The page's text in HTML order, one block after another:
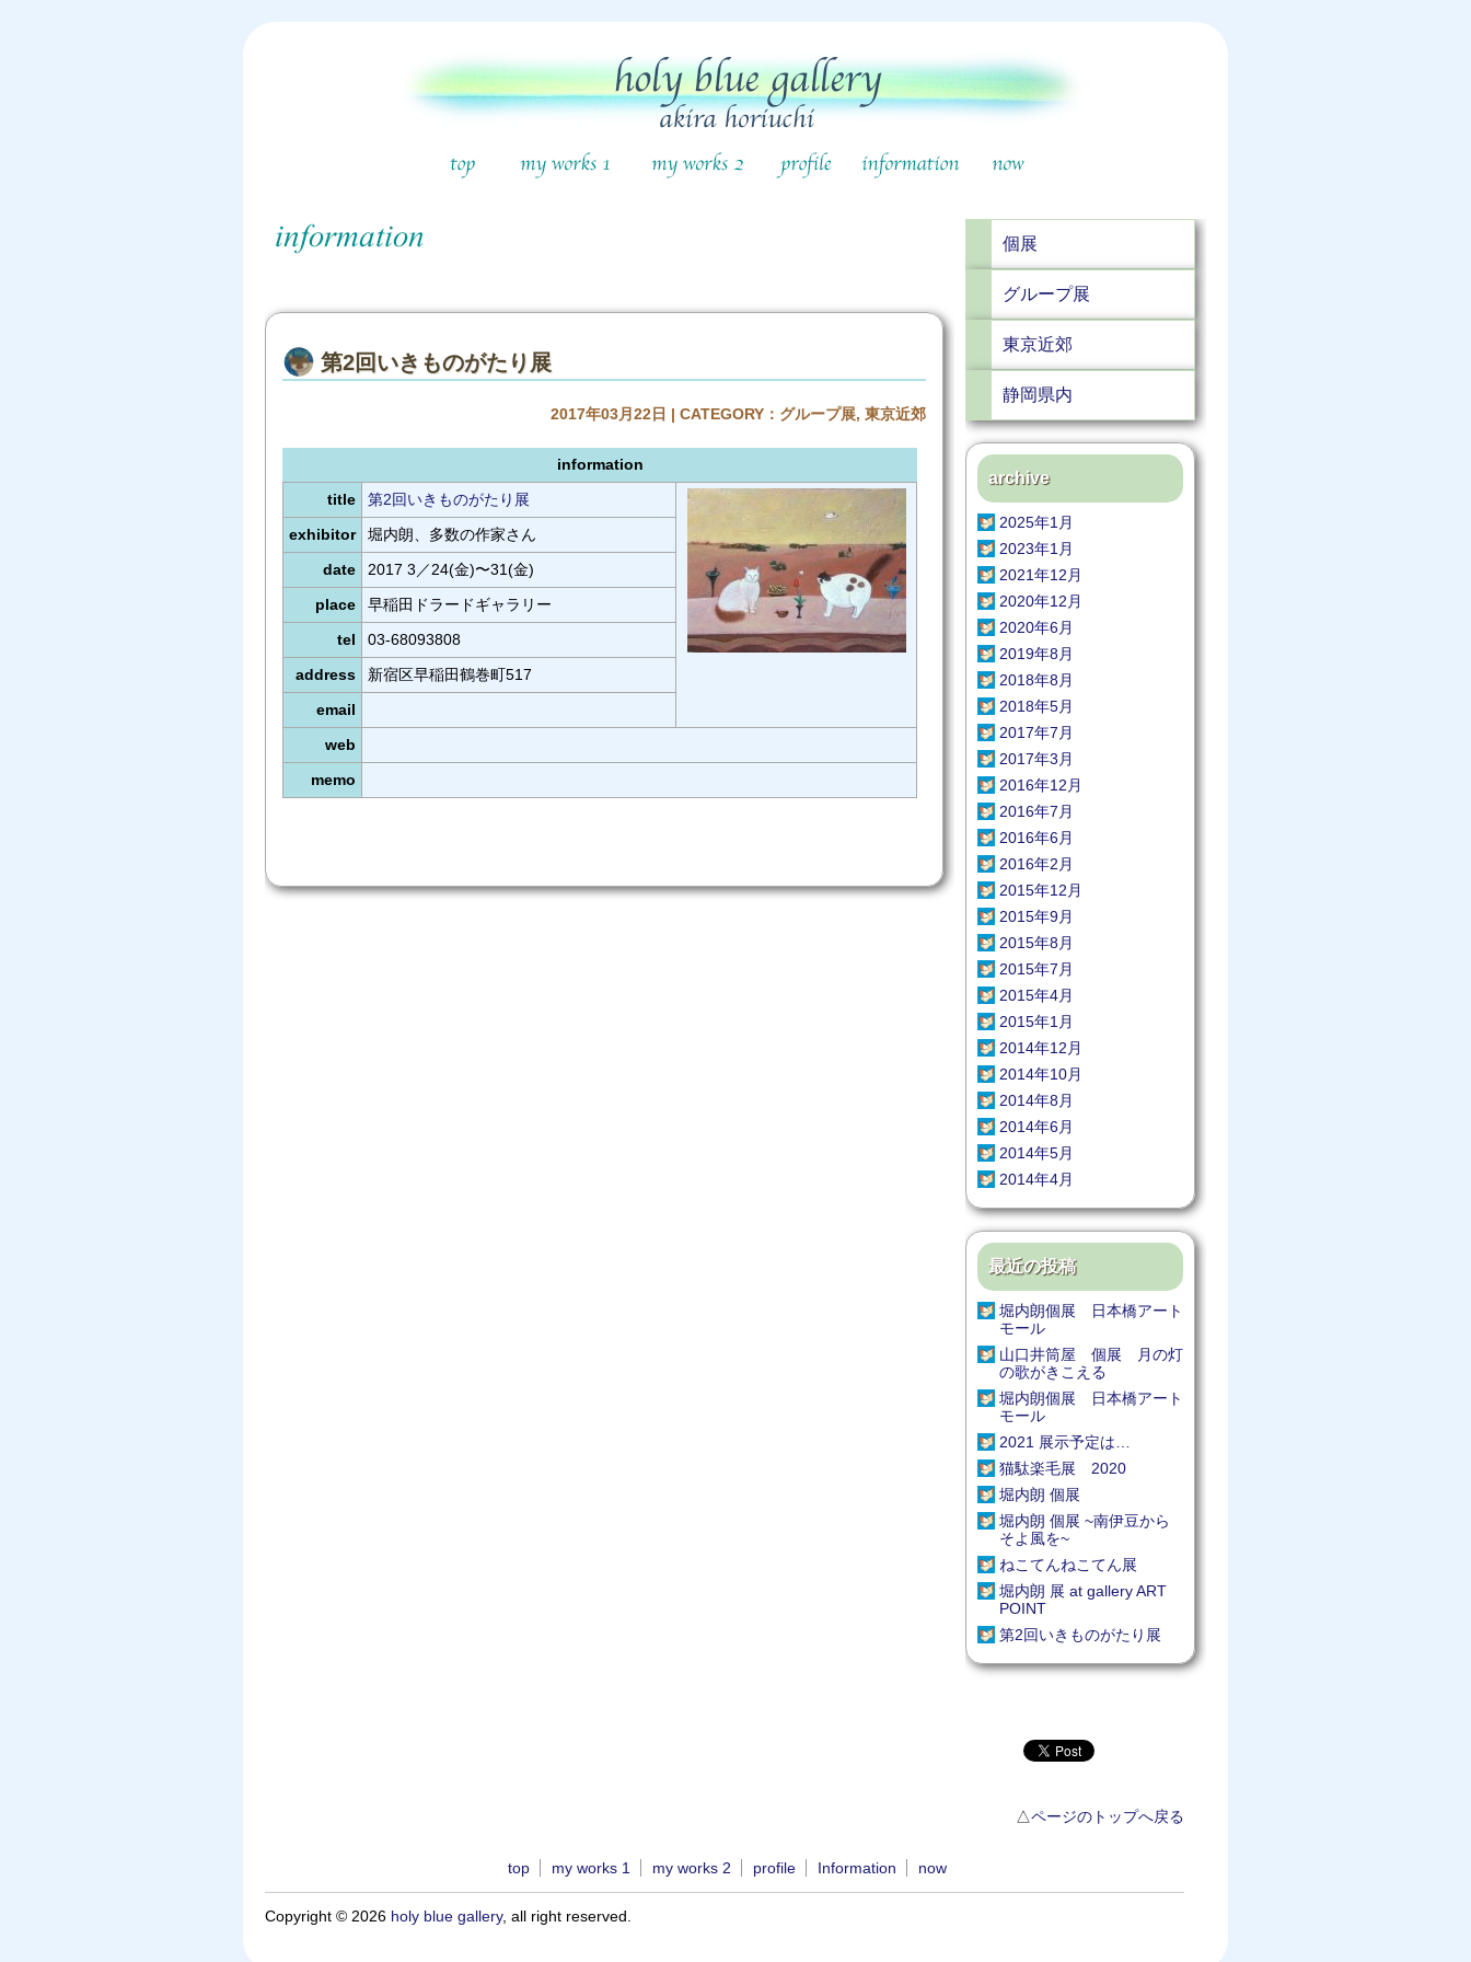
第2回いきものがたり展
2017年03月22日 | CATEGORY： グループ展, 東京近郊
information
title
第2回いきものがたり展
exhibitor
堀内朗、多数の作家さん
date
2017 3／24(金)〜31(金)
place
早稲田ドラードギャラリー
tel
03-68093808
address
新宿区早稲田鶴巻町517
email
web
memo
個展
グループ展
東京近郊
静岡県内
archive
2025年1月
2023年1月
2021年12月
2020年12月
2020年6月
2019年8月
2018年8月
2018年5月
2017年7月
2017年3月
2016年12月
2016年7月
2016年6月
2016年2月
2015年12月
2015年9月
2015年8月
2015年7月
2015年4月
2015年1月
2014年12月
2014年10月
2014年8月
2014年6月
2014年5月
2014年4月
最近の投稿
堀内朗個展 日本橋アート
モール
山口井筒屋 個展 月の灯
の歌がきこえる
堀内朗個展 日本橋アート
モール
2021 展示予定は…
猫駄楽毛展 2020
堀内朗 個展
堀内朗 個展 ~南伊豆から
そよ風を~
ねこてんねこてん展
堀内朗 展 at gallery ART
POINT
第2回いきものがたり展
△ページのトップへ戻る
top my works 1 my works 2 profile Information now
Copyright © 2026 holy blue gallery, all right reserved.